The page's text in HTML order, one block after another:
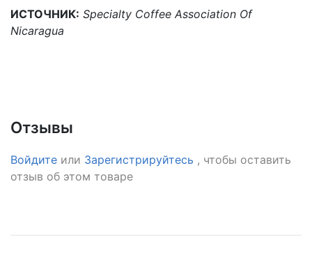
ИСТОЧНИК: Specialty Coffee Association Of
Nicaragua
Отзывы
Войдите или Зарегистрируйтесь , чтобы оставить
отзыв об этом товаре